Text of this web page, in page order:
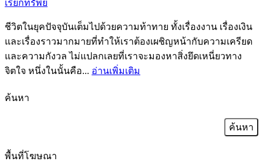
เรียกทรัพย์
ชีวิตในยุคปัจจุบันเต็มไปด้วยความท้าทาย ทั้งเรื่องงาน เรื่องเงิน
และเรื่องราวมากมายที่ทำให้เราต้องเผชิญหน้ากับความเครียด
และความกังวล ไม่แปลกเลยที่เราจะมองหาสิ่งยึดเหนี่ยวทาง
จิตใจ หนึ่งในนั้นคือ... อ่านเพิ่มเติม
ค้นหา
สำหรับ:
พื้นที่โฆษณา